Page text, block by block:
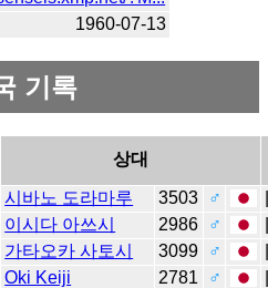
1960-07-13
기록
상대
시바노 도라마루 3503 ♂
이시다 아쓰시 2986 ♂
가타오카 사토시 3099 ♂
Oki Keiji 2781 ♂